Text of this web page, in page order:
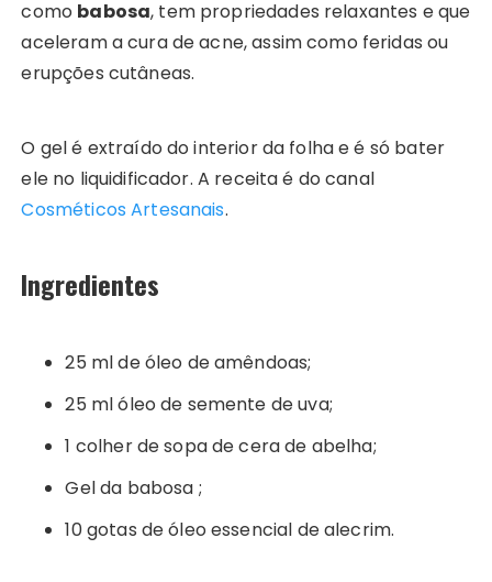
como babosa, tem propriedades relaxantes e que
aceleram a cura de acne, assim como feridas ou
erupções cutâneas.
O gel é extraído do interior da folha e é só bater
ele no liquidificador. A receita é do canal
Cosméticos Artesanais.
Ingredientes
25 ml de óleo de amêndoas;
25 ml óleo de semente de uva;
1 colher de sopa de cera de abelha;
Gel da babosa ;
10 gotas de óleo essencial de alecrim.